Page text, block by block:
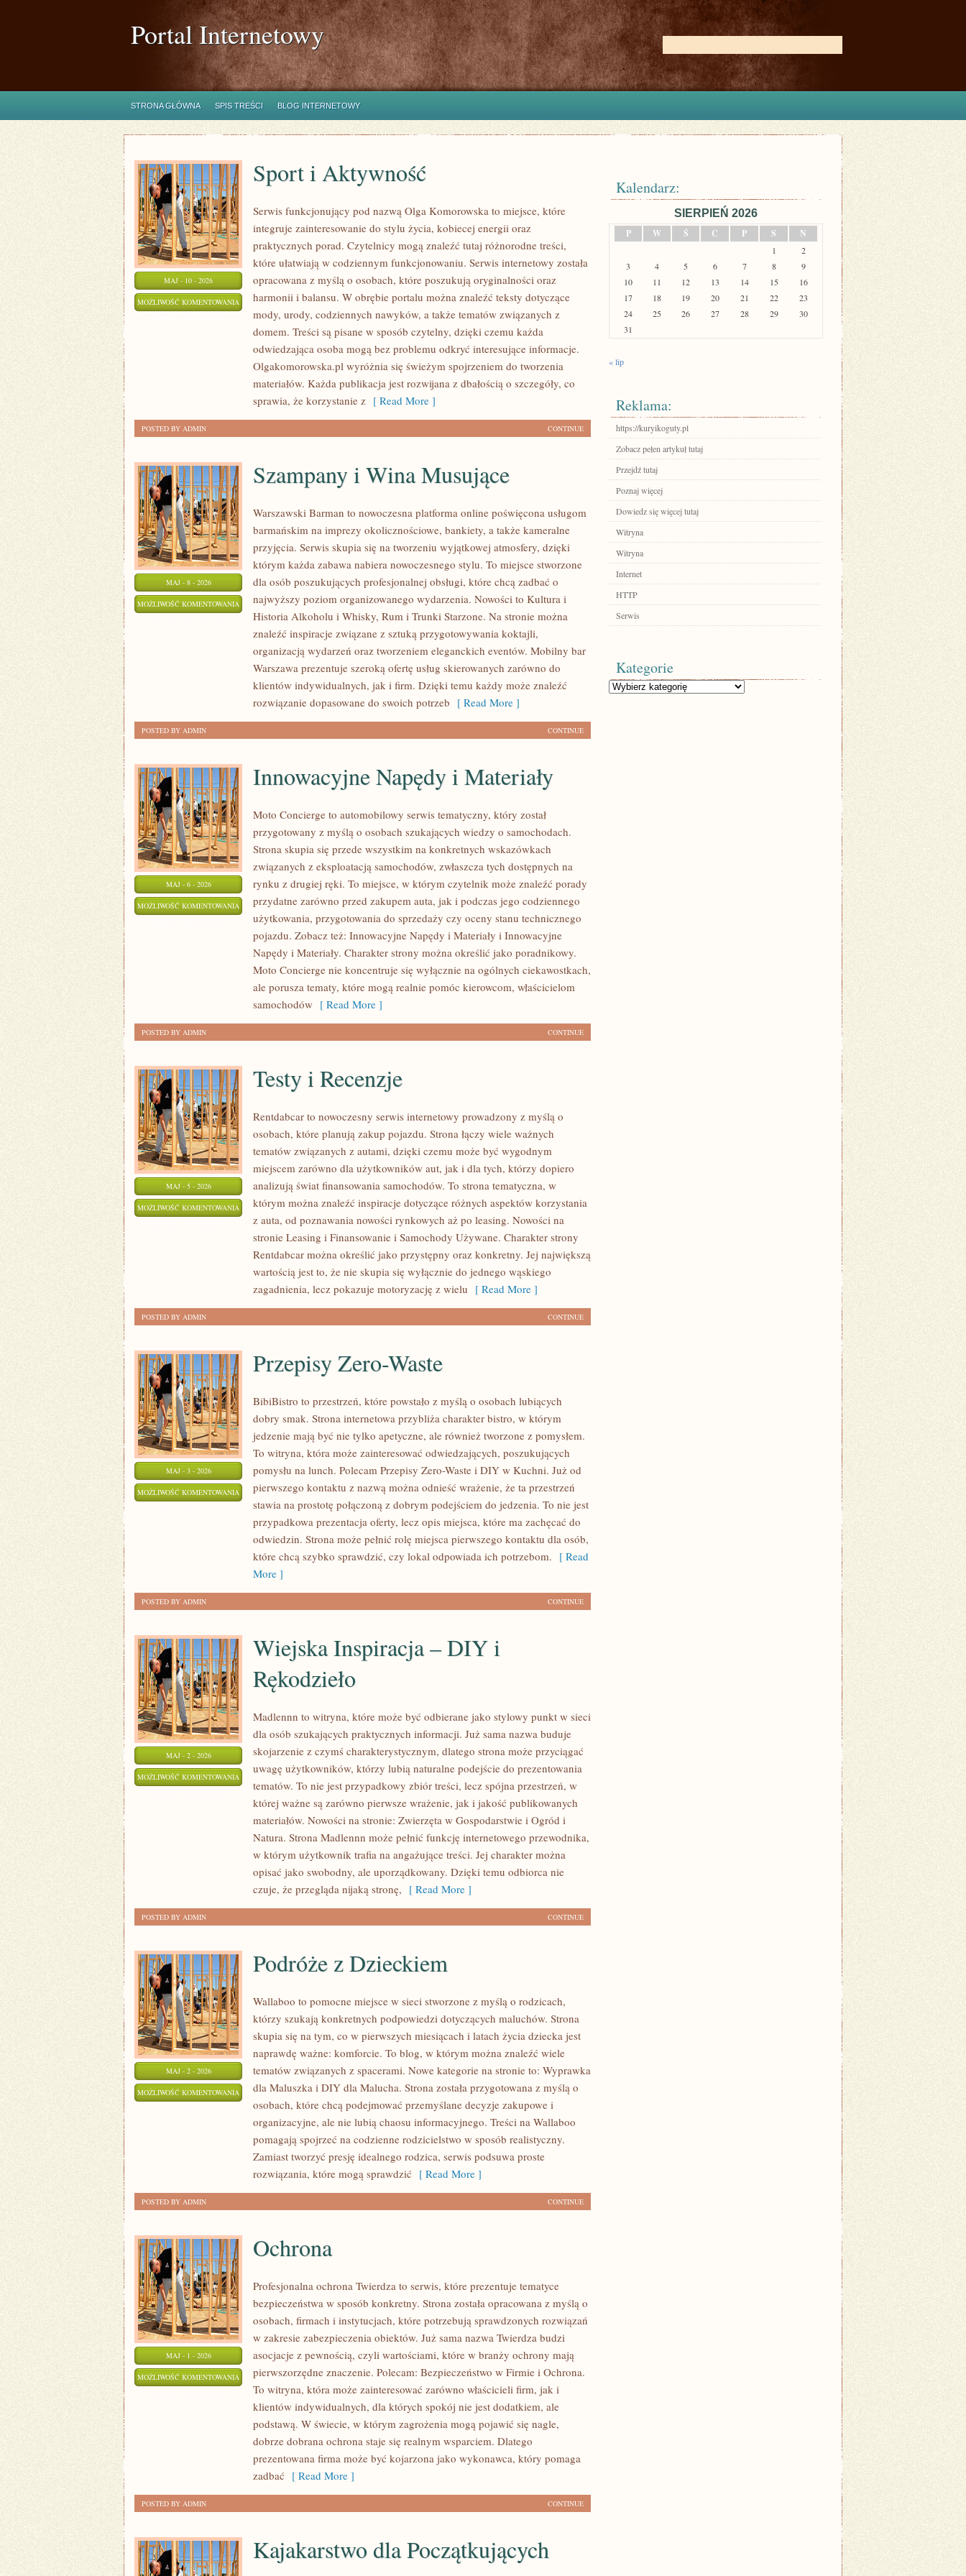
Portal Internetowy
STRONA GŁÓWNA SPIS TREŚCI BLOG INTERNETOWY
MAJ - 10 - 2026
MOŻLIWOŚĆ KOMENTOWANIA SPORT
AKTYWNOŚĆ
Sport i Aktywność
Serwis funkcjonujący pod nazwą Olga Komorowska to miejsce, które
integruje zainteresowanie do stylu życia, kobiecej energii oraz
praktycznych porad. Czytelnicy mogą znaleźć tutaj różnorodne treści,
które ułatwiają w codziennym funkcjonowaniu. Serwis internetowy została
opracowana z myślą o osobach, które poszukują oryginalności oraz
harmonii i balansu. W obrębie portalu można znaleźć teksty dotyczące
mody, urody, codziennych nawyków, a także tematów związanych z
domem. Treści są pisane w sposób czytelny, dzięki czemu każda
odwiedzająca osoba mogą bez problemu odkryć interesujące informacje.
Olgakomorowska.pl wyróżnia się świeżym spojrzeniem do tworzenia
materiałów. Każda publikacja jest rozwijana z dbałością o szczegóły, co
sprawia, że korzystanie z [ Read More ]
CONTINUE
POSTED BY ADMIN
MAJ - 8 - 2026
MOŻLIWOŚĆ KOMENTOWANIA SZAMPANY
WINA
MUSUJĄCE
Szampany i Wina Musujące
Warszawski Barman to nowoczesna platforma online poświęcona usługom
barmańskim na imprezy okolicznościowe, bankiety, a także kameralne
przyjęcia. Serwis skupia się na tworzeniu wyjątkowej atmosfery, dzięki
którym każda zabawa nabiera nowoczesnego stylu. To miejsce stworzone
dla osób poszukujących profesjonalnej obsługi, które chcą zadbać o
najwyższy poziom organizowanego wydarzenia. Nowości to Kultura i
Historia Alkoholu i Whisky, Rum i Trunki Starzone. Na stronie można
znaleźć inspiracje związane z sztuką przygotowywania koktajli,
organizacją wydarzeń oraz tworzeniem eleganckich eventów. Mobilny bar
Warszawa prezentuje szeroką ofertę usług skierowanych zarówno do
klientów indywidualnych, jak i firm. Dzięki temu każdy może znaleźć
rozwiązanie dopasowane do swoich potrzeb [ Read More ]
CONTINUE
POSTED BY ADMIN
MAJ - 6 - 2026
MOŻLIWOŚĆ KOMENTOWANIA INNOWACYJNE
NAPĘDY
MATERIAŁY
Innowacyjne Napędy i Materiały
Moto Concierge to automobilowy serwis tematyczny, który został
przygotowany z myślą o osobach szukających wiedzy o samochodach.
Strona skupia się przede wszystkim na konkretnych wskazówkach
związanych z eksploatacją samochodów, zwłaszcza tych dostępnych na
rynku z drugiej ręki. To miejsce, w którym czytelnik może znaleźć porady
przydatne zarówno przed zakupem auta, jak i podczas jego codziennego
użytkowania, przygotowania do sprzedaży czy oceny stanu technicznego
pojazdu. Zobacz też: Innowacyjne Napędy i Materiały i Innowacyjne
Napędy i Materiały. Charakter strony można określić jako poradnikowy.
Moto Concierge nie koncentruje się wyłącznie na ogólnych ciekawostkach,
ale porusza tematy, które mogą realnie pomóc kierowcom, właścicielom
samochodów [ Read More ]
CONTINUE
POSTED BY ADMIN
MAJ - 5 - 2026
MOŻLIWOŚĆ KOMENTOWANIA TESTY
RECENZJE
Testy i Recenzje
Rentdabcar to nowoczesny serwis internetowy prowadzony z myślą o
osobach, które planują zakup pojazdu. Strona łączy wiele ważnych
tematów związanych z autami, dzięki czemu może być wygodnym
miejscem zarówno dla użytkowników aut, jak i dla tych, którzy dopiero
analizują świat finansowania samochodów. To strona tematyczna, w
którym można znaleźć inspiracje dotyczące różnych aspektów korzystania
z auta, od poznawania nowości rynkowych aż po leasing. Nowości na
stronie Leasing i Finansowanie i Samochody Używane. Charakter strony
Rentdabcar można określić jako przystępny oraz konkretny. Jej największą
wartością jest to, że nie skupia się wyłącznie do jednego wąskiego
zagadnienia, lecz pokazuje motoryzację z wielu [ Read More ]
CONTINUE
POSTED BY ADMIN
MAJ - 3 - 2026
MOŻLIWOŚĆ KOMENTOWANIA PRZEPISY
ZERO-
WASTE
Przepisy Zero-Waste
BibiBistro to przestrzeń, które powstało z myślą o osobach lubiących
dobry smak. Strona internetowa przybliża charakter bistro, w którym
jedzenie mają być nie tylko apetyczne, ale również tworzone z pomysłem.
To witryna, która może zainteresować odwiedzających, poszukujących
pomysłu na lunch. Polecam Przepisy Zero-Waste i DIY w Kuchni. Już od
pierwszego kontaktu z nazwą można odnieść wrażenie, że ta przestrzeń
stawia na prostotę połączoną z dobrym podejściem do jedzenia. To nie jest
przypadkowa prezentacja oferty, lecz opis miejsca, które ma zachęcać do
odwiedzin. Strona może pełnić rolę miejsca pierwszego kontaktu dla osób,
które chcą szybko sprawdzić, czy lokal odpowiada ich potrzebom. [ Read
More ]
CONTINUE
POSTED BY ADMIN
MAJ - 2 - 2026
MOŻLIWOŚĆ KOMENTOWANIA
Wiejska Inspiracja – DIY i
Rękodzieło
Madlennn to witryna, które może być odbierane jako stylowy punkt w sieci
dla osób szukających praktycznych informacji. Już sama nazwa buduje
skojarzenie z czymś charakterystycznym, dlatego strona może przyciągać
uwagę użytkowników, którzy lubią naturalne podejście do prezentowania
tematów. To nie jest przypadkowy zbiór treści, lecz spójna przestrzeń, w
której ważne są zarówno pierwsze wrażenie, jak i jakość publikowanych
materiałów. Nowości na stronie: Zwierzęta w Gospodarstwie i Ogród i
Natura. Strona Madlennn może pełnić funkcję internetowego przewodnika,
w którym użytkownik trafia na angażujące treści. Jej charakter można
opisać jako swobodny, ale uporządkowany. Dzięki temu odbiorca nie
czuje, że przegląda nijaką stronę, [ Read More ]
CONTINUE
POSTED BY ADMIN
MAJ - 2 - 2026
MOŻLIWOŚĆ KOMENTOWANIA PODRÓŻE
DZIECKIEM
Podróże z Dzieckiem
Wallaboo to pomocne miejsce w sieci stworzone z myślą o rodzicach,
którzy szukają konkretnych podpowiedzi dotyczących maluchów. Strona
skupia się na tym, co w pierwszych miesiącach i latach życia dziecka jest
naprawdę ważne: komforcie. To blog, w którym można znaleźć wiele
tematów związanych z spacerami. Nowe kategorie na stronie to: Wyprawka
dla Maluszka i DIY dla Malucha. Strona została przygotowana z myślą o
osobach, które chcą podejmować przemyślane decyzje zakupowe i
organizacyjne, ale nie lubią chaosu informacyjnego. Treści na Wallaboo
pomagają spojrzeć na codzienne rodzicielstwo w sposób realistyczny.
Zamiast tworzyć presję idealnego rodzica, serwis podsuwa proste
rozwiązania, które mogą sprawdzić [ Read More ]
CONTINUE
POSTED BY ADMIN
MAJ - 1 - 2026
MOŻLIWOŚĆ KOMENTOWANIA OCHRONA
Ochrona
Profesjonalna ochrona Twierdza to serwis, które prezentuje tematyce
bezpieczeństwa w sposób konkretny. Strona została opracowana z myślą o
osobach, firmach i instytucjach, które potrzebują sprawdzonych rozwiązań
w zakresie zabezpieczenia obiektów. Już sama nazwa Twierdza budzi
asocjacje z pewnością, czyli wartościami, które w branży ochrony mają
pierwszorzędne znaczenie. Polecam: Bezpieczeństwo w Firmie i Ochrona.
To witryna, która może zainteresować zarówno właścicieli firm, jak i
klientów indywidualnych, dla których spokój nie jest dodatkiem, ale
podstawą. W świecie, w którym zagrożenia mogą pojawić się nagle,
dobrze dobrana ochrona staje się realnym wsparciem. Dlatego
prezentowana firma może być kojarzona jako wykonawca, który pomaga
zadbać [ Read More ]
CONTINUE
POSTED BY ADMIN
Kajakarstwo dla Początkujących
Kalendarz:
SIERPIEŃ 2026
P
W Ś C P S N
1
2
3
4 5 6 7 8
9
10
11 12 13 14 15
16
17
18 19 20 21 22
23
24
25 26 27 28 29
30
31
« lip
Reklama:
https://kuryikoguty.pl
Zobacz pełen artykuł tutaj
Przejdź tutaj
Poznaj więcej
Dowiedz się więcej tutaj
Witryna
Witryna
Internet
HTTP
Serwis
Kategorie
Kategorie